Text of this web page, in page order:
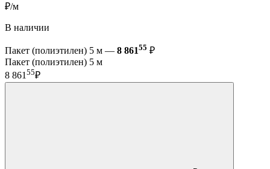
₽/м
В наличии
Пакет (полиэтилен) 5 м — 8 86155 ₽
Пакет (полиэтилен) 5 м
8 86155₽